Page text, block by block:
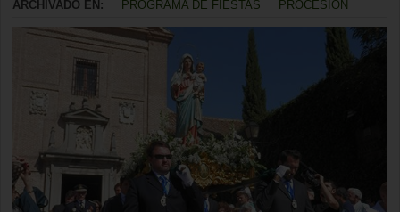
ARCHIVADO EN:
PROGRAMA DE FIESTAS PROCESION